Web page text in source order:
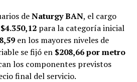
deNaturgy BAN, el cargo
$4.350,12para la categoría inicial
en los mayores niveles de
se fijó en $208,66 por metro
los componentes previstos
final del servicio.